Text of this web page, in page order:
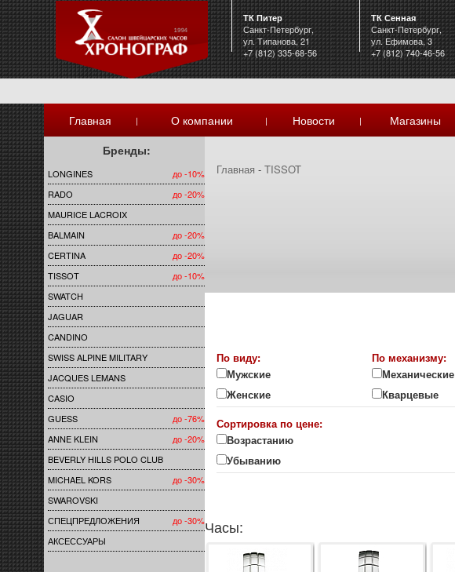
ТК Питер
Санкт-Петербург,
ул. Типанова, 21
+7 (812) 335-68-56
ТК Сенная
Санкт-Петербург,
ул. Ефимова, 3
+7 (812) 740-46-56
Главная
| О компании | Новости | Магазины
Бренды:
LONGINES
до -10%
RADO
до -20%
MAURICE LACROIX
BALMAIN
до -20%
CERTINA
до -20%
TISSOT
до -10%
SWATCH
JAGUAR
CANDINO
SWISS ALPINE MILITARY
JACQUES LEMANS
CASIO
GUESS
до -76%
ANNE KLEIN
до -20%
BEVERLY HILLS POLO CLUB
MICHAEL KORS
до -30%
SWAROVSKI
СПЕЦПРЕДЛОЖЕНИЯ
до -30%
АКСЕССУАРЫ
Главная -TISSOT
По виду:
Мужские
Женские
По механизму:
Механические
Кварцевые
Сортировка по цене:
Возрастанию
Убыванию
Часы: